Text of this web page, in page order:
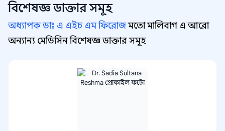
বিশেষজ্ঞ ডাক্তার সমূহ
অধ্যাপক ডাঃ এ এইচ এম ফিরোজমতো মালিবাগ এ আরো
অন্যান্য মেডিসিন বিশেষজ্ঞ ডাক্তার সমূহ